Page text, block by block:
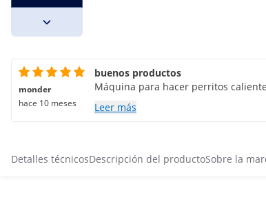
monder
hace 10 meses
buenos productos
Máquina para hacer perritos
Leer más
Detalles técnicosDescripción del productoSobre la